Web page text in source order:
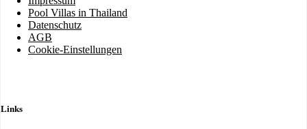
Pool Villas in Thailand
Datenschutz
AGB
Cookie-Einstellungen
Links